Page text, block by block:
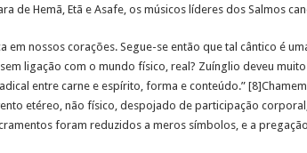
de Hemã, Etã e Asafe, os músicos líderes dos Salmos
nossos corações. Segue-se então que tal cântico é
ligação com o mundo físico, real? Zuínglio deveu
entre carne e espírito, forma e conteúdo.”
etéreo, não físico, despojado de participação
foram reduzidos a meros símbolos, e a